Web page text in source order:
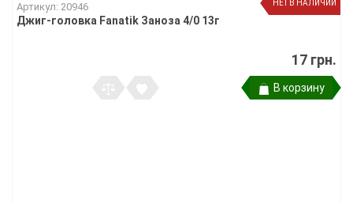
НЕТ В НАЛИЧИИ
Артикул: 20946
Джиг-головка Fanatik Заноза 4/0 13г
17 грн.
В корзину